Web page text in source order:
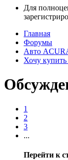
Для
Главная
Форумы
Авто
Хочу
1
2
3
...
Перейти к